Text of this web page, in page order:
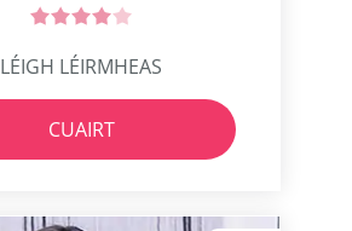
LÉIGH LÉIRMHEAS
CUAIRT